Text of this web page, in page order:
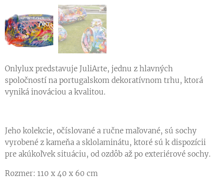
Onlylux predstavuje JuliArte, jednu z hlavných
spoločností na portugalskom dekoratívnom trhu, ktorá
vyniká inováciou a kvalitou.
Jeho kolekcie, očíslované a ručne maľované, sú sochy
vyrobené z kameňa a sklolaminátu, ktoré sú k dispozícii
pre akúkoľvek situáciu, od ozdôb až po exteriérové ​​sochy.
Rozmer: 110 x 40 x 60 cm